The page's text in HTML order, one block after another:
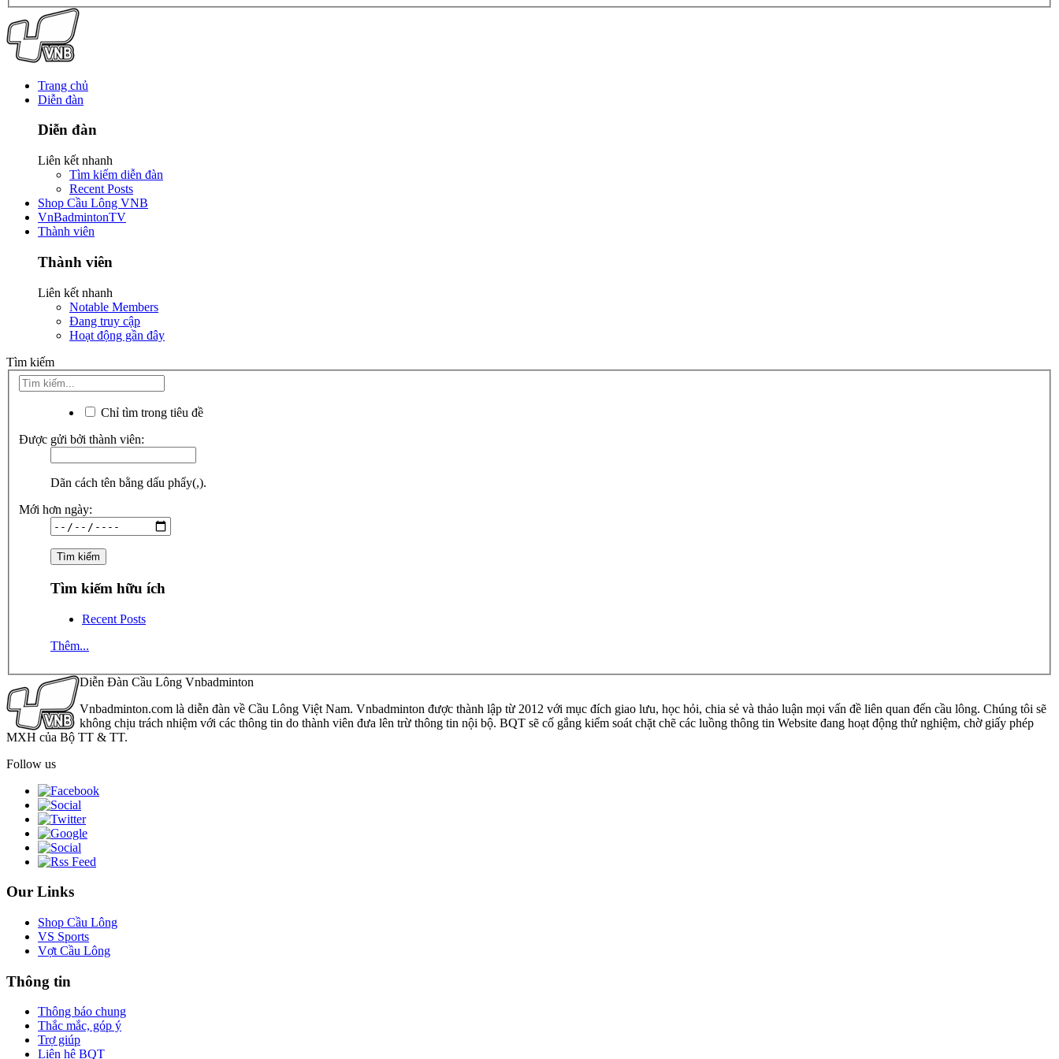
Trang chủ
Diễn đàn
Diễn đàn
Liên kết nhanh
Tìm kiếm diễn đàn
Recent Posts
Shop Cầu Lông VNB
VnBadmintonTV
Thành viên
Thành viên
Liên kết nhanh
Notable Members
Đang truy cập
Hoạt động gần đây
Tìm kiếm
Chỉ tìm trong tiêu đề
Được gửi bởi thành viên:
Dãn cách tên bằng dấu phẩy(,).
Mới hơn ngày:
Tìm kiếm hữu ích
Recent Posts
Thêm...
Diễn Đàn Cầu Lông Vnbadminton
Vnbadminton.com là diễn đàn về Cầu Lông Việt Nam. Vnbadminton được thành lập từ 2012 với mục đích giao lưu, học hỏi, chia sẻ và thảo luận mọi vấn đề liên quan đến cầu lông. Chúng tôi sẽ
không chịu trách nhiệm với các thông tin do thành viên đưa lên trừ thông tin nội bộ. BQT sẽ cố gắng kiểm soát chặt chẽ các luồng thông tin Website đang hoạt động thử nghiệm, chờ giấy phép
MXH của Bộ TT & TT.
Follow us
Our Links
Shop Cầu Lông
VS Sports
Vợt Cầu Lông
Thông tin
Thông báo chung
Thắc mắc, góp ý
Trợ giúp
Liên hệ BQT